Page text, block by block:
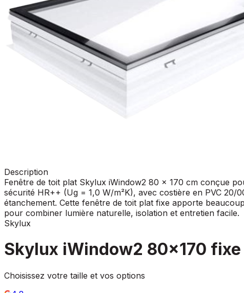
Description
Fenêtre de toit plat Skylux iWindow2 80 x 170 cm conçue
sécurité HR++ (Ug = 1,0 W/m²K), avec costière en PVC
étanchement. Cette fenêtre de toit plat fixe apporte
pour combiner lumière naturelle, isolation et entretien facile.
Skylux
Skylux iWindow2 80x170 fixe
Choisissez votre taille et vos options